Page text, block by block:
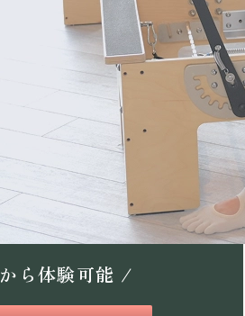
から体験可能 /